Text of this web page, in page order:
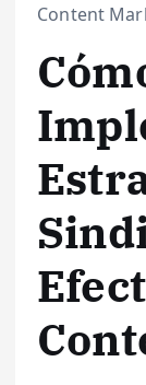
Content